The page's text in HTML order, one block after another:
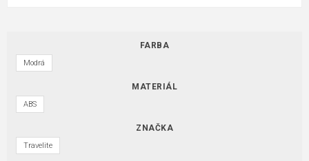
FARBA
Modrá
MATERIÁL
ABS
ZNAČKA
Travelite